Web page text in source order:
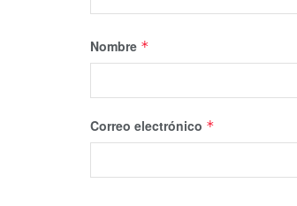
Nombre *
Correo electrónico *